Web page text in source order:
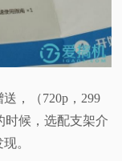
，（720p，299
候，选配支架介
。